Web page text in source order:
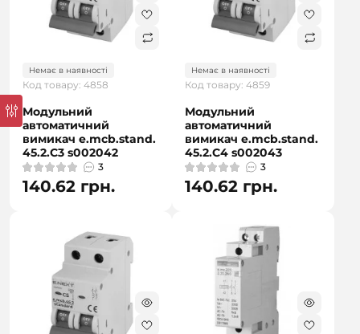
Немає в наявності
Код товару: 4858
Модульний
автоматичний
вимикач e.mcb.stand.
45.2.C3 s002042
3
140.62 грн.
Немає в наявності
Код товару: 4859
Модульний
автоматичний
вимикач e.mcb.stand.
45.2.C4 s002043
3
140.62 грн.